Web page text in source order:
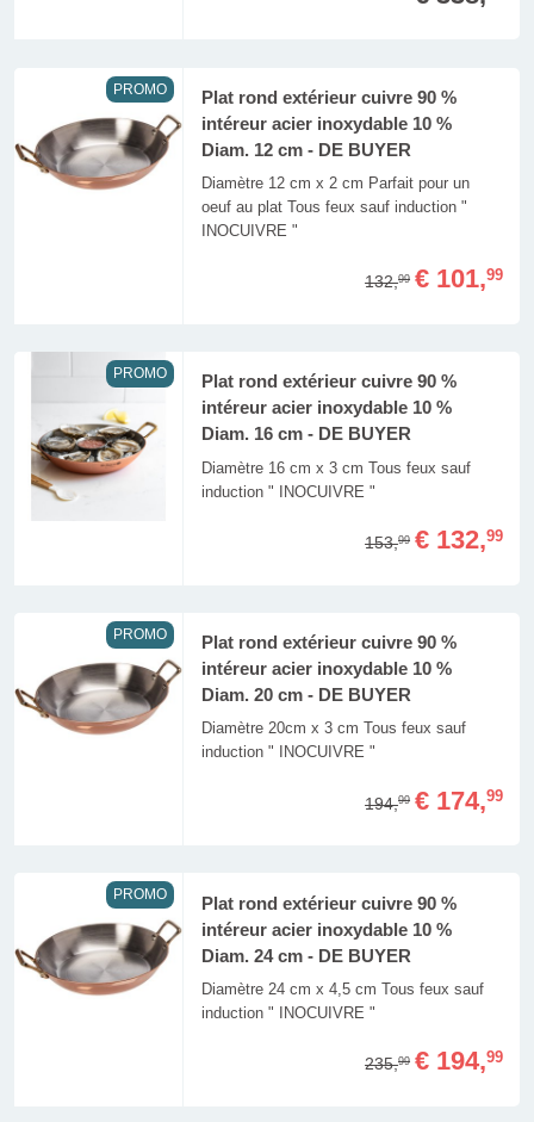
PROMO
Plat rond extérieur cuivre 90 %
intéreur acier inoxydable 10 %
Diam. 12 cm - DE BUYER
Diamètre 12 cm x 2 cm Parfait pour un
oeuf au plat Tous feux sauf induction "
INOCUIVRE "
132,99 € 101,99
PROMO
Plat rond extérieur cuivre 90 %
intéreur acier inoxydable 10 %
Diam. 16 cm - DE BUYER
Diamètre 16 cm x 3 cm Tous feux sauf
induction " INOCUIVRE "
153,99 € 132,99
PROMO
Plat rond extérieur cuivre 90 %
intéreur acier inoxydable 10 %
Diam. 20 cm - DE BUYER
Diamètre 20cm x 3 cm Tous feux sauf
induction " INOCUIVRE "
194,99 € 174,99
PROMO
Plat rond extérieur cuivre 90 %
intéreur acier inoxydable 10 %
Diam. 24 cm - DE BUYER
Diamètre 24 cm x 4,5 cm Tous feux sauf
induction " INOCUIVRE "
235,99 € 194,99